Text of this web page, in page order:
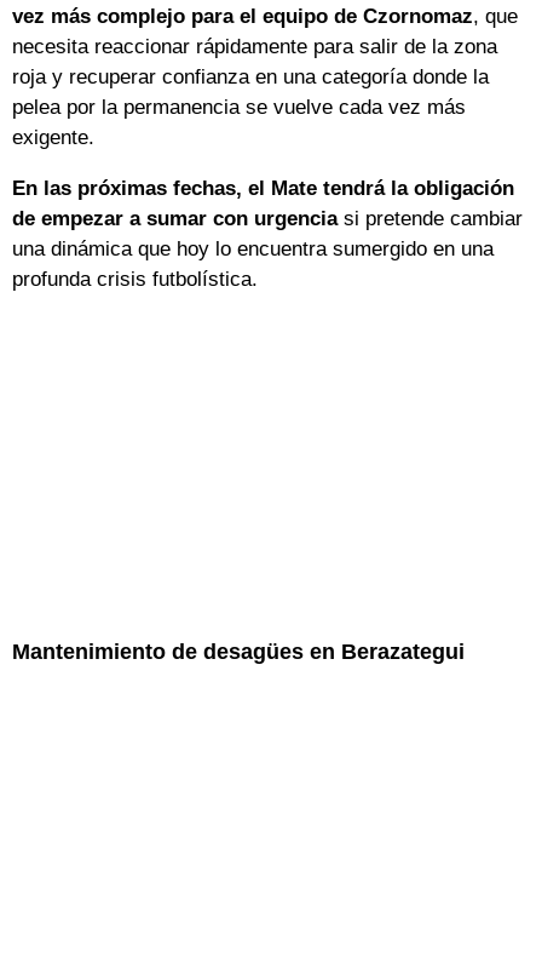
vez más complejo para el equipo de Czornomaz, que
necesita reaccionar rápidamente para salir de la zona
roja y recuperar confianza en una categoría donde la
pelea por la permanencia se vuelve cada vez más
exigente.
En las próximas fechas, el Mate tendrá la obligación
de empezar a sumar con urgenciasi pretende cambiar
una dinámica que hoy lo encuentra sumergido en una
profunda crisis futbolística.
Mantenimiento de desagües en Berazategui